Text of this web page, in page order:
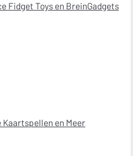
Fidget Toys en BreinGadgets
Kaartspellen en Meer